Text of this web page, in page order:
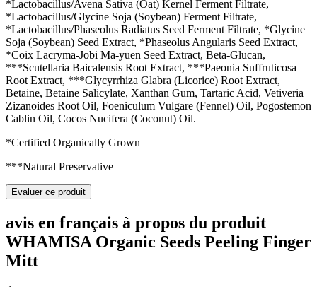
*Lactobacillus/Avena Sativa (Oat) Kernel Ferment Filtrate,
*Lactobacillus/Glycine Soja (Soybean) Ferment Filtrate,
*Lactobacillus/Phaseolus Radiatus Seed Ferment Filtrate, *Glycine
Soja (Soybean) Seed Extract, *Phaseolus Angularis Seed Extract,
*Coix Lacryma-Jobi Ma-yuen Seed Extract, Beta-Glucan,
***Scutellaria Baicalensis Root Extract, ***Paeonia Suffruticosa
Root Extract, ***Glycyrrhiza Glabra (Licorice) Root Extract,
Betaine, Betaine Salicylate, Xanthan Gum, Tartaric Acid, Vetiveria
Zizanoides Root Oil, Foeniculum Vulgare (Fennel) Oil, Pogostemon
Cablin Oil, Cocos Nucifera (Coconut) Oil.
*Certified Organically Grown
***Natural Preservative
Evaluer ce produit
avis en français à propos du produit
WHAMISA Organic Seeds Peeling Finger
Mitt